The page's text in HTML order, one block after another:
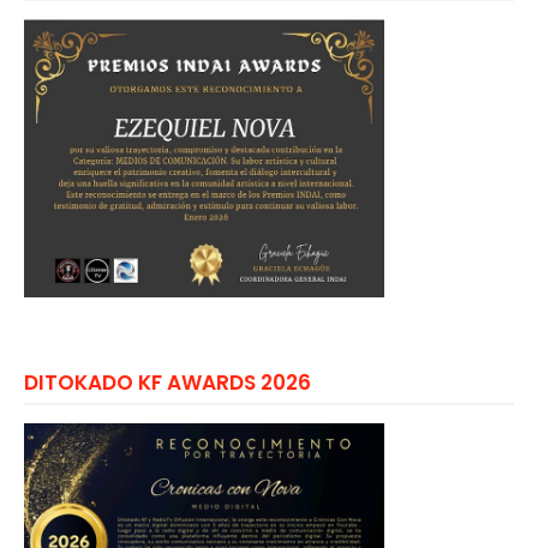
DITOKADO KF AWARDS 2026